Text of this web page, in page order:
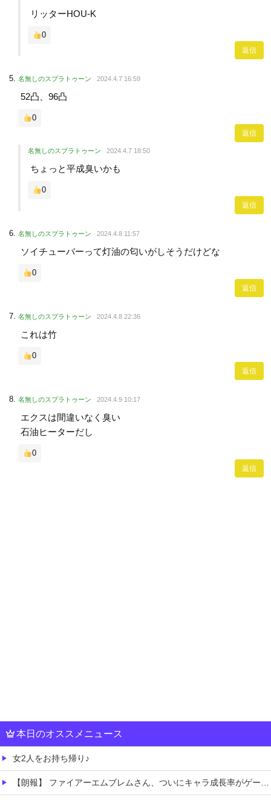
リッターHOU-K
0
返信
名無しのスプラトゥーン 2024.4.7 16:59
52凸、96凸
0
返信
名無しのスプラトゥーン 2024.4.7 18:50
ちょっと平成臭いかも
0
返信
名無しのスプラトゥーン 2024.4.8 11:57
ソイチューバーって灯油の匂いがしそうだけどな
0
返信
名無しのスプラトゥーン 2024.4.8 22:36
これは竹
0
返信
名無しのスプラトゥーン 2024.4.9 10:17
エクスは間違いなく臭い
石油ヒーターだし
0
返信
本日のオススメニュース
女2人をお持ち帰り♪
【朗報】 ファイアーエムブレムさん、ついにキャラ成長率がゲーム内で見れるようになる